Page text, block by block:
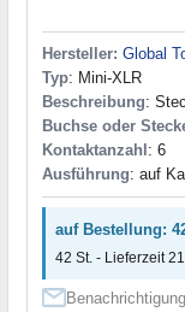
Hersteller: Global
Typ: Mini-XLR
Beschreibung:
Buchse oder
Kontaktanzahl : 6
Ausführung: auf
auf Bestellung:
42 St. - Lieferzeit